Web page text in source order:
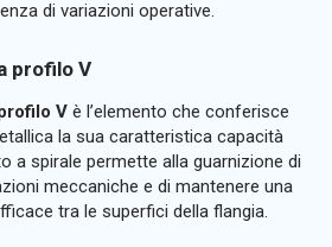
di variazioni operative.
profilo V
V è l’elemento che conferisce
la sua caratteristica capacità
a spirale permette alla guarnizione di
meccaniche e di mantenere una
tra le superfici della flangia.